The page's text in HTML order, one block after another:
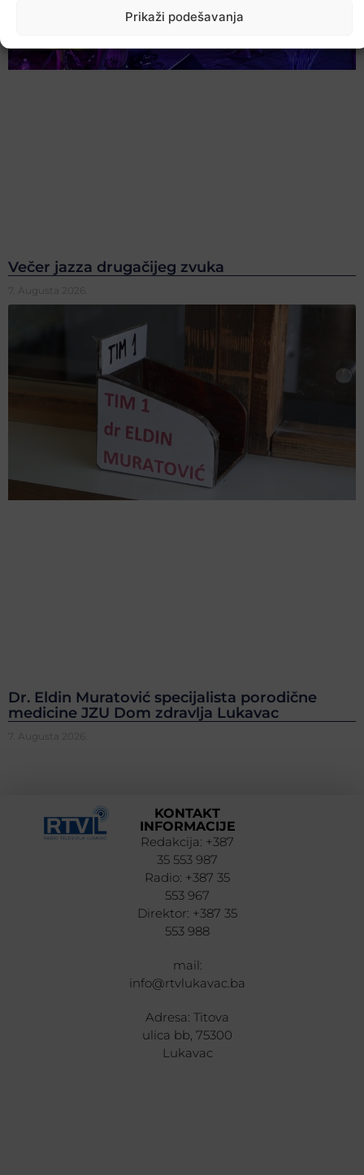
Prikaži podešavanja
Večer jazza drugačijeg zvuka
7. Augusta 2026.
Dr. Eldin Muratović specijalista porodične
medicine JZU Dom zdravlja Lukavac
7. Augusta 2026.
KONTAKT
INFORMACIJE
Redakcija: +387
35 553 987
Radio: +387 35
553 967
Direktor: +387 35
553 988
mail:
info@rtvlukavac.ba
Adresa: Titova
ulica bb, 75300
Lukavac